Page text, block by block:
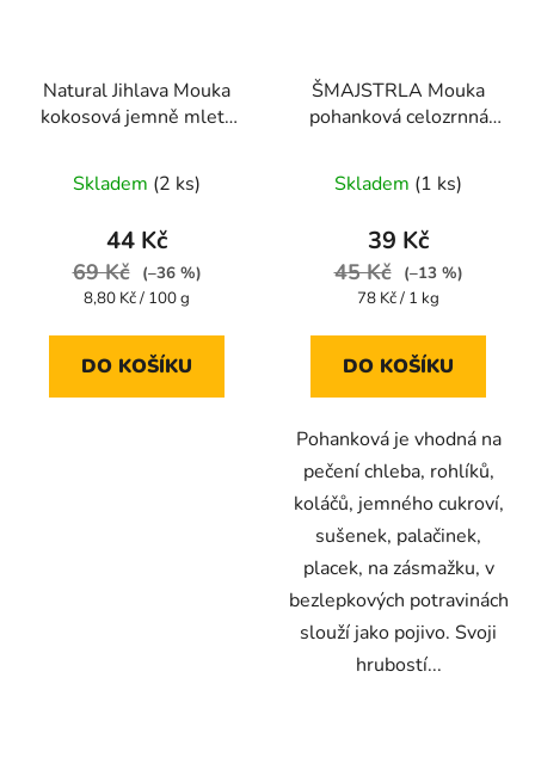
Natural Jihlava Mouka
kokosová jemně mletá
Skladem (2 ks)
44 Kč
69 Kč
(–36 %)
Měrná
8,80 Kč / 100 g
DO KOŠÍKU
ŠMAJSTRLA Mouka
pohanková celozrnná
Skladem (1 ks)
39 Kč
45 Kč
(–13 %)
Měrná
78 Kč / 1 kg
DO KOŠÍKU
Pohanková je vhodná na
pečení chleba, rohlíků,
koláčů, jemného cukroví,
sušenek, palačinek,
placek, na zásmažku, v
bezlepkových potravinách
slouží jako pojivo. Svoji
hrubostí...